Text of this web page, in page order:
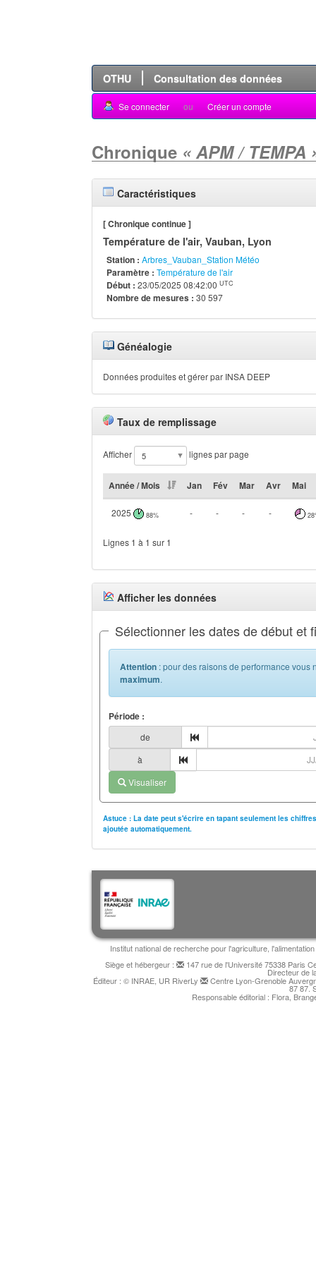
OTHU Consultation des données
Se connecter ou Créer un compte
Chronique « APM / TEMPA
Caractéristiques
[ Chronique continue ]
Température de l'air, Vauban, Lyon
Station : Arbres_Vauban_Station Météo
Paramètre : Température de l'air
Début : 23/05/2025 08:42:00 UTC
Nombre de mesures : 30 597
Généalogie
Données produites et gérer par INSA DEEP
Taux de remplissage
Afficher lignes par page
Année / Mois Jan Fév Mar Avr Mai
2025 88% - - - -
Lignes 1 à 1 sur 1
Afficher les données
Sélectionner les dates de début et
Attention : pour des raisons de performance
maximum.
Période :
de
à
Visualiser
Astuce : La date peut s'écrire en tapant seulement les
ajoutée automatiquement.
Institut national de recherche pour l'agriculture,
Siège et hébergeur :
147 rue de l'Université 75338 Paris
Directeur de
Éditeur : © INRAE, UR RiverLy Centre Lyon-Grenoble
87 87.
Responsable éditorial : Flora,